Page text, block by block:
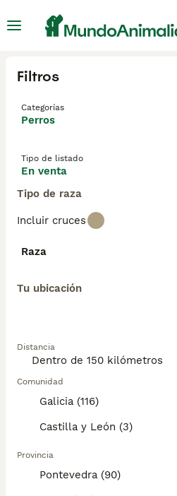
Filtros
Categorías
Perros
Tipo de listado
En venta
Tipo de raza
Incluir cruces
Raza
Tu ubicación
Distancia
Comunidad
Galicia (116)
Castilla y León (3)
Provincia
Pontevedra (90)